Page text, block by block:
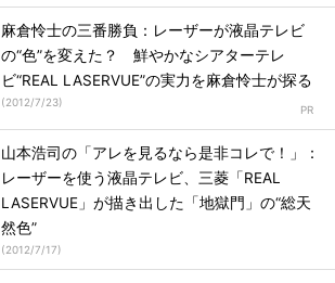
麻倉怜士の三番勝負：レーザーが液晶テレビ
の“色”を変えた？ 鮮やかなシアターテレ
ビ“REAL LASERVUE”の実力を麻倉怜士が探る
(2012/7/23)
山本浩司の「アレを見るなら是非コレで！」：
レーザーを使う液晶テレビ、三菱「REAL
LASERVUE」が描き出した「地獄門」の“総天
然色”
(2012/7/17)